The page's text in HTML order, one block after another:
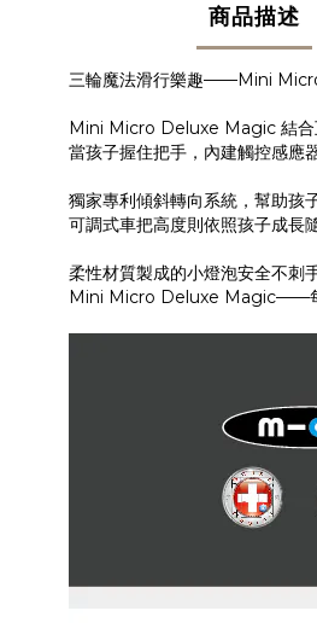
商品描述
三輪魔法滑行樂趣——Mini
Mini Micro Deluxe Magic 結合
當孩子握住把手，內建觸控感應
獨家專利傾斜轉向系統，幫助孩
可調式車把高度則依照孩子成長
柔性材質製成的小燈泡安全不刺
Mini Micro Deluxe Magic——每